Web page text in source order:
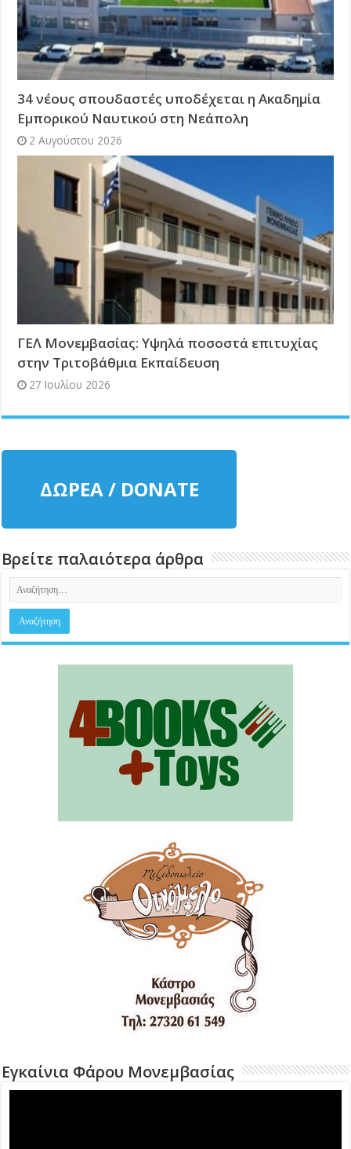
34 νέους σπουδαστές υποδέχεται η Ακαδημία
Εμπορικού Ναυτικού στη Νεάπολη
2 Αυγούστου 2026
ΓΕΛ Μονεμβασίας: Υψηλά ποσοστά επιτυχίας
στην Τριτοβάθμια Εκπαίδευση
27 Ιουλίου 2026
ΔΩΡΕΑ / DONATE
Βρείτε παλαιότερα άρθρα
Εγκαίνια Φάρου Μονεμβασίας